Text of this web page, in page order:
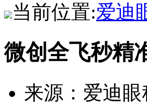
当前位置:爱迪
微创全飞秒精
来源：爱迪眼